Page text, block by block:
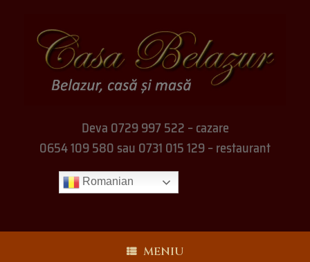
Deva 0729 997 522 – cazare
0654 109 580 sau 0731 015 129 – restaurant
Romanian
MENIU